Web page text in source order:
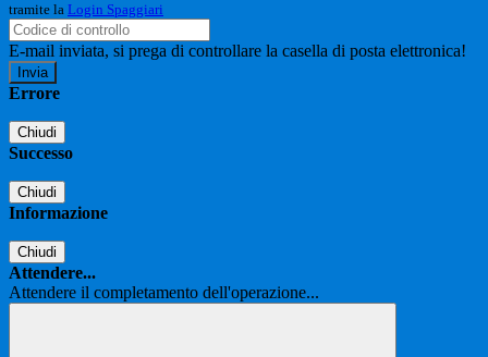
tramite la Login Spaggiari
E-mail inviata, si prega di controllare la casella di posta elettronica!
Errore
Chiudi
Successo
Chiudi
Informazione
Chiudi
Attendere...
Attendere il completamento dell'operazione...